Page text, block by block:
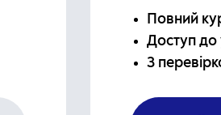
Повний
Доступ до
З